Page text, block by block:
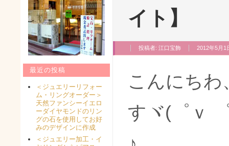
イト】
投稿者: 江口宝飾 2012年5月1
こんにち
すヾ(゜ｖ
最近の投稿
＜ジュエリーリフォー
ム・リングオーダー＞
天然ファンシーイエロ
ーダイヤモンドのリン
グの石を使用してお好
みのデザインに作成
＜ジュエリー加工・イ